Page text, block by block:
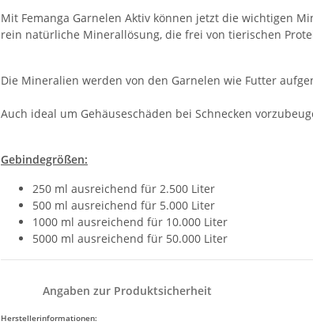
Mit Femanga Garnelen Aktiv können jetzt die wichtigen
rein natürliche Minerallösung, die frei von tierischen
Die Mineralien werden von den Garnelen wie Futter
Auch ideal um Gehäuseschäden bei Schnecken
Gebindegrößen:
250 ml ausreichend für 2.500 Liter
500 ml ausreichend für 5.000 Liter
1000 ml ausreichend für 10.000 Liter
5000 ml ausreichend für 50.000 Liter
Angaben zur Produktsicherheit
Herstellerinformationen: